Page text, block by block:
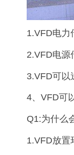
1.VFD电力
2.VFD电源
3.VFD可以
4、VFD可
Q1:为什么
1.VFD放置